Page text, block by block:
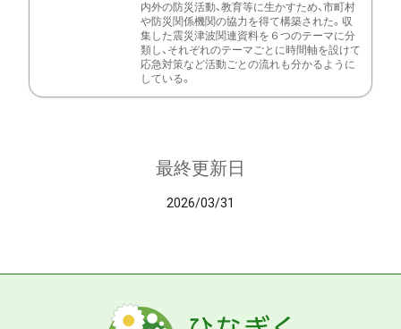
内外の防災活動、教育等に生かすため、市町村
や防災関係機関の協力を得て構築された。収
集した震災津波関連資料を６つのテーマに分
類し、それぞれのテーマごとに時間軸を設けて
応急対策など活動ごとの流れも分かるように
している。
最終更新日
2026/03/31